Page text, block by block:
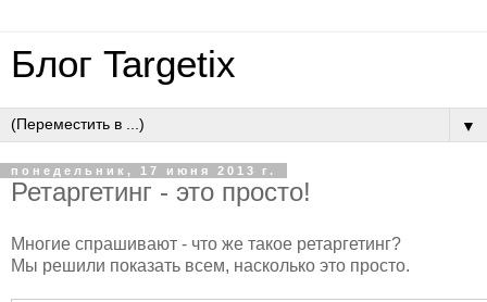
Блог Targetix
▼
понедельник, 17 июня 2013 г.
Ретаргетинг - это просто!
Многие спрашивают - что же такое ретаргетинг?
Мы решили показать всем, насколько это просто.